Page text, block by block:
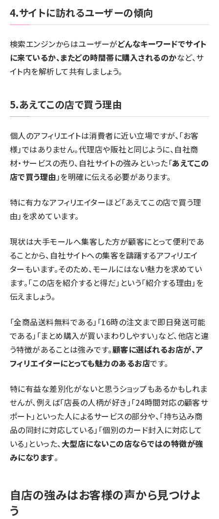
4.サイトに訪れるユーザーの傾向
検索エンジンからはユーザーがどんなキーワードでサイト
に来ているか、またどの時間帯に購入されるのかなど、サ
イト内を解析して共有しましょう。
5.あえてこの店で買う理由
個人のアフィリエイトは消費者に近い立場ですが、「お客
様」ではありません。代理店や販社と同じように、自社商
材・サービスの売り、自社サイトの強みといった「あえてこの
店で買う理由 」を明確に伝える必要があります。
特に有力なアフィリエイターほど「あえてこの店で買う理
由」を求めています。
現状は大手モールへ集客した方が顧客にとって便利であ
ることから、自社サイトへの集客を躊躇するアフィリエイ
ターもいます。そのため、モールにはない魅力を求めてい
ます。「この店を紹介すると得だ」という「紹介する理由」を
伝えましょう。
「全商品送料無料である」「16時の注文まで即日発送可能
である」「まとめ購入が買いまわりしやすい」など、他店と違
う特徴があることは強みです。顧客に選ばれるお店が、ア
フィリエイターにとっても魅力のあるお店です。
特に有益な差別化がないと思うショップもあるかもしれま
せんが、例えば「店長の人柄が好き」「24時間対応の顧客サ
ポート」といった人によるサービスの部分や、「持ち込み商
品の同封に対応している」「個別のカード封入に対応して
いる」といった、大型店にないこの店ならではの特徴が強
みになります。
自店の強みはお客様の声から見つけよ
う